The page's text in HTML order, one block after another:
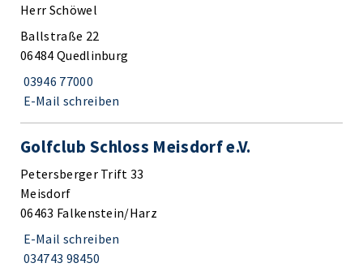
Herr Schöwel
Ballstraße 22
06484 Quedlinburg
03946 77000
E-Mail schreiben
Golfclub Schloss Meisdorf e.V.
Petersberger Trift 33
Meisdorf
06463 Falkenstein/Harz
E-Mail schreiben
034743 98450